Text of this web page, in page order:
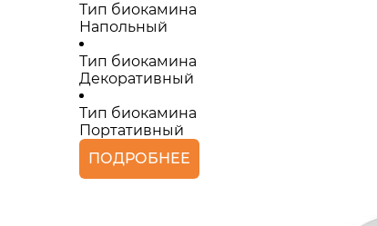
Тип биокамина
Напольный
Тип биокамина
Декоративный
Тип биокамина
Портативный
ПОДРОБНЕЕ